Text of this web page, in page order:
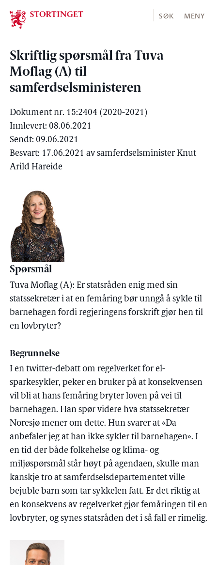
Stortinget.no
SØK MENY
Skriftlig spørsmål fra Tuva
Moflag (A) til
samferdselsministeren
Dokument nr. 15:2404 (2020-2021)
Innlevert: 08.06.2021
Sendt: 09.06.2021
Besvart: 17.06.2021 av samferdselsminister Knut
Arild Hareide
Spørsmål
Tuva Moflag (A): Er statsråden enig med sin
statssekretær i at en femåring bør unngå å sykle til
barnehagen fordi regjeringens forskrift gjør hen til
en lovbryter?
Begrunnelse
I en twitter-debatt om regelverket for el-
sparkesykler, peker en bruker på at konsekvensen
vil bli at hans femåring bryter loven på vei til
barnehagen. Han spør videre hva statssekretær
Noresjø mener om dette. Hun svarer at «Da
anbefaler jeg at han ikke sykler til barnehagen». I
en tid der både folkehelse og klima- og
miljøspørsmål står høyt på agendaen, skulle man
kanskje tro at samferdselsdepartementet ville
bejuble barn som tar sykkelen fatt. Er det riktig at
en konsekvens av regelverket gjør femåringen til en
lovbryter, og synes statsråden det i så fall er rimelig.